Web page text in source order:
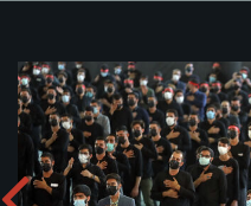
اور ان کے وفادار ساتھیوں